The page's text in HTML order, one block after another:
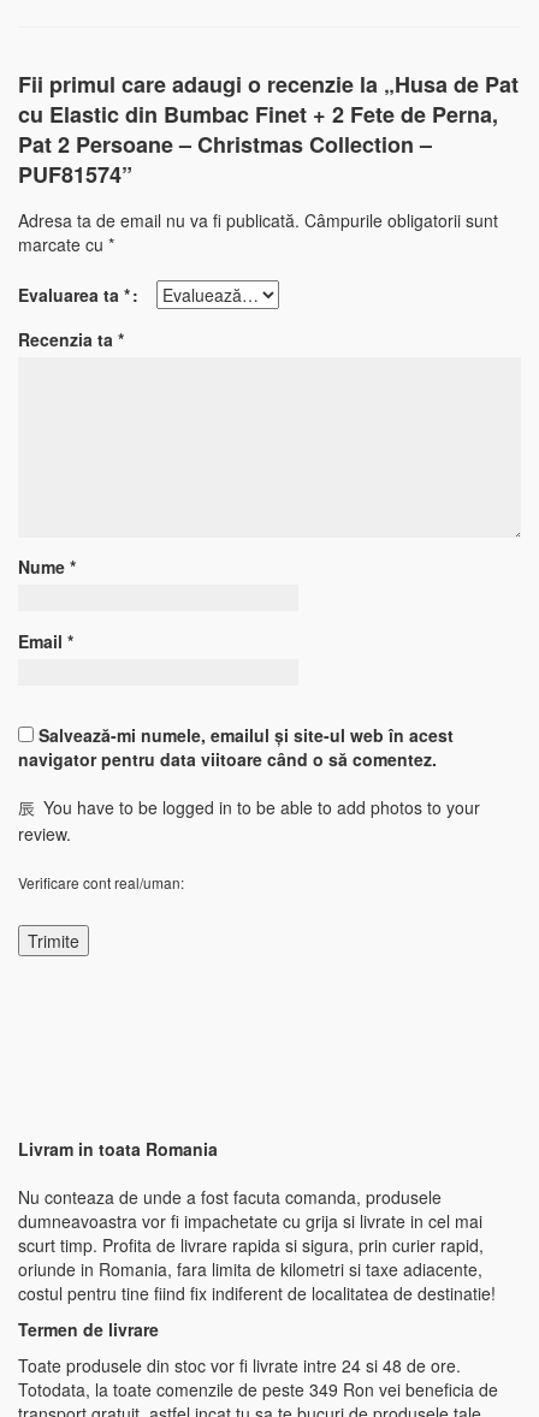
Fii primul care adaugi o recenzie la „Husa de Pat
cu Elastic din Bumbac Finet + 2 Fete de Perna,
Pat 2 Persoane – Christmas Collection –
PUF81574”
Adresa ta de email nu va fi publicată. Câmpurile obligatorii sunt
marcate cu *
Evaluarea ta *
Recenzia ta *
Nume *
Email *
Salvează-mi numele, emailul și site-ul web în acest
navigator pentru data viitoare când o să comentez.
You have to be logged in to be able to add photos to your
review.
Verificare cont real/uman:
Livram in toata Romania
Nu conteaza de unde a fost facuta comanda, produsele
dumneavoastra vor fi impachetate cu grija si livrate in cel mai
scurt timp. Profita de livrare rapida si sigura, prin curier rapid,
oriunde in Romania, fara limita de kilometri si taxe adiacente,
costul pentru tine fiind fix indiferent de localitatea de destinatie!
Termen de livrare
Toate produsele din stoc vor fi livrate intre 24 si 48 de ore.
Totodata, la toate comenzile de peste 349 Ron vei beneficia de